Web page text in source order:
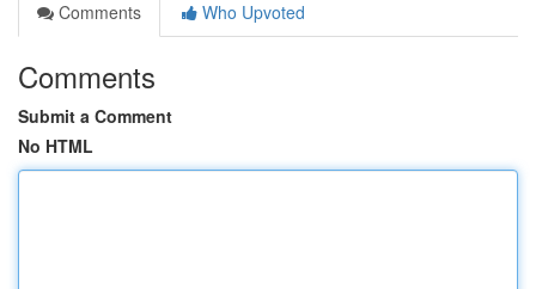
Comments
Who Upvoted
Comments
Submit a Comment
No HTML